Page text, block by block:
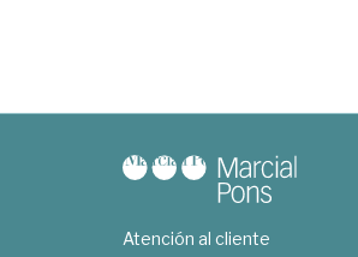
Atención al cliente